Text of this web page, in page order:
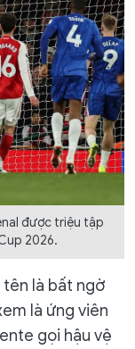
được triệu tập
2026.
tên là bất ngờ
là ứng viên
gọi hậu vệ